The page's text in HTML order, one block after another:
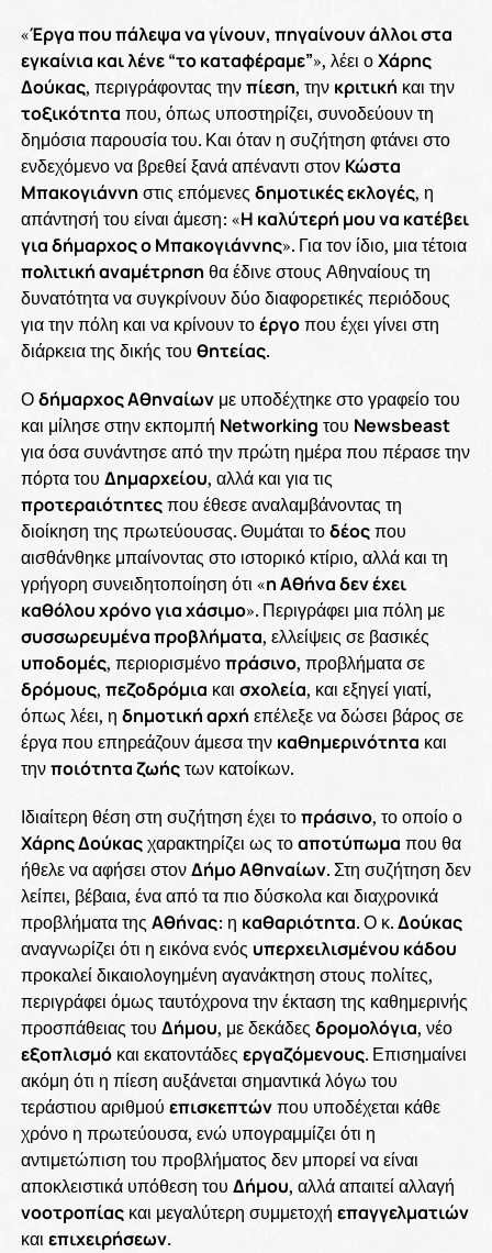
«Έργα που πάλεψα να γίνουν, πηγαίνουν άλλοι στα
εγκαίνια και λένε “το καταφέραμε”», λέει οΧάρης
Δούκας, περιγράφοντας τηνπίεση, την κριτική και την
τοξικότητα που, όπως υποστηρίζει, συνοδεύουν τη
δημόσια παρουσία του. Και όταν η συζήτηση φτάνει στο
ενδεχόμενο να βρεθεί ξανά απέναντι στον Κώστα
Μπακογιάννη στις επόμενες δημοτικές εκλογές, η
απάντησή του είναι άμεση: «Η καλύτερή μου να κατέβει
για δήμαρχος ο Μπακογιάννης». Για τον ίδιο, μια τέτοια
πολιτική αναμέτρηση θα έδινε στους Αθηναίους τη
δυνατότητα να συγκρίνουν δύο διαφορετικές περιόδους
για την πόλη και να κρίνουν τοέργοπου έχει γίνει στη
διάρκεια της δικής του θητείας.
Οδήμαρχος Αθηναίωνμε υποδέχτηκε στο γραφείο του
και μίλησε στην εκπομπή Networking του Newsbeast
για όσα συνάντησε από την πρώτη ημέρα που πέρασε την
πόρτα του Δημαρχείου, αλλά και για τις
προτεραιότητεςπου έθεσε αναλαμβάνοντας τη
διοίκηση της πρωτεύουσας. Θυμάται τοδέοςπου
αισθάνθηκε μπαίνοντας στο ιστορικό κτίριο, αλλά και τη
γρήγορη συνειδητοποίηση ότι «η Αθήνα δεν έχει
καθόλου χρόνο για χάσιμο». Περιγράφει μια πόλη με
συσσωρευμένα προβλήματα, ελλείψεις σε βασικές
υποδομές, περιορισμένοπράσινο, προβλήματα σε
δρόμους, πεζοδρόμια και σχολεία, και εξηγεί γιατί,
όπως λέει, η δημοτική αρχή επέλεξε να δώσει βάρος σε
έργα που επηρεάζουν άμεσα την καθημερινότητα και
τηνποιότητα ζωήςτων κατοίκων.
Ιδιαίτερη θέση στη συζήτηση έχει τοπράσινο, το οποίο ο
Χάρης Δούκαςχαρακτηρίζει ως τοαποτύπωμα που θα
ήθελε να αφήσει στονΔήμο Αθηναίων. Στη συζήτηση δεν
λείπει, βέβαια, ένα από τα πιο δύσκολα και διαχρονικά
προβλήματα της Αθήνας: η καθαριότητα. Ο κ.Δούκας
αναγνωρίζει ότι η εικόνα ενός υπερχειλισμένου κάδου
προκαλεί δικαιολογημένη αγανάκτηση στους πολίτες,
περιγράφει όμως ταυτόχρονα την έκταση της καθημερινής
προσπάθειας του Δήμου, με δεκάδες δρομολόγια, νέο
εξοπλισμόκαι εκατοντάδες εργαζόμενους. Επισημαίνει
ακόμη ότι η πίεση αυξάνεται σημαντικά λόγω του
τεράστιου αριθμού επισκεπτώνπου υποδέχεται κάθε
χρόνο η πρωτεύουσα, ενώ υπογραμμίζει ότι η
αντιμετώπιση του προβλήματος δεν μπορεί να είναι
αποκλειστικά υπόθεση του Δήμου, αλλά απαιτεί αλλαγή
νοοτροπίαςκαι μεγαλύτερη συμμετοχή επαγγελματιών
και επιχειρήσεων.